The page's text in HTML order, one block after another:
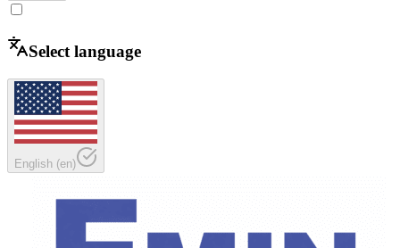
Select language
English (en)